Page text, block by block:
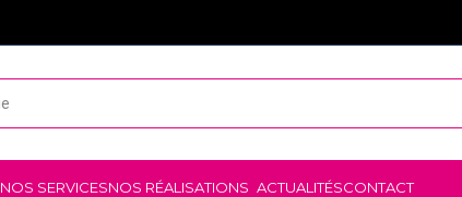
NOS SERVICESNOS RÉALISATIONS ACTUALITÉSCONTACT